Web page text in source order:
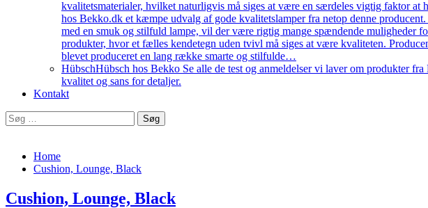
kvalitetsmaterialer, hvilket naturligvis må siges at være en særdeles vigtig faktor
hos Bekko.dk et kæmpe udvalg af gode kvalitetslamper fra netop denne
med en smuk og stilfuld lampe, vil der være rigtig mange spændende muligheder
produkter, hvor et fælles kendetegn uden tvivl må siges at være kvaliteten.
blevet produceret en lang række smarte og stilfulde…
HübschHübsch hos Bekko Se alle de test og anmeldelser vi laver om produkter
kvalitet og sans for detaljer.
Kontakt
Søg
efter:
Home
Cushion, Lounge, Black
Cushion, Lounge, Black